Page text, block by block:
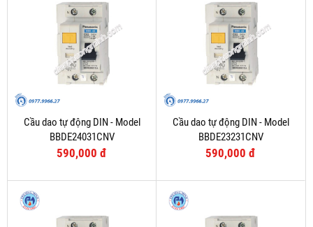
Cầu dao tự động DIN - Model
BBDE24031CNV
590,000 đ
Cầu dao tự động DIN - Model
BBDE23231CNV
590,000 đ